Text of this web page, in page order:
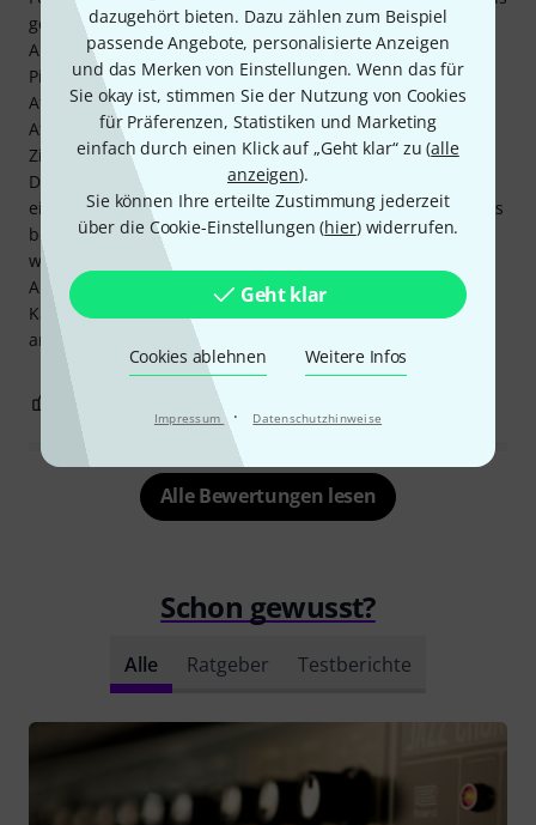
dazugehört bieten. Dazu zählen zum Beispiel
passende Angebote, personalisierte Anzeigen
und das Merken von Einstellungen. Wenn das für
Sie okay ist, stimmen Sie der Nutzung von Cookies
für Präferenzen, Statistiken und Marketing
einfach durch einen Klick auf „Geht klar“ zu (alle
anzeigen).
Sie können Ihre erteilte Zustimmung jederzeit
über die Cookie-Einstellungen (hier) widerrufen.
Geht klar
Cookies ablehnen Weitere Infos
Impressum · Datenschutzhinweise
gewünscht) Ich spiele ausschließlich zum Spaß zu Hause.
Am liebsten verwende ich für diesen Amp den Bridge-
Pickup einer Gibson Les Paul Standard, einen Iron Man
Attenuator und dann die angepasste 2X12 Baffle. Mit dem
Attenuator kann ich die Amp- und Preamp-Potis bei
Zimmerlautstärke auf beiden Kanälen fast voll einstellen.
Die Nachteile: Der klare Klang ist weniger dicht als bei
einem Fender Blackface. Die Verzerrung ist undeutlicher als
bei einem Mesa Boogie Rectifier. Vielleicht der am
wenigsten legendäre Marshall-Verstärker? Fazit: Es ist der
Amp, den ich mit 14 hatte, daher steckt in dieser
Kaufentscheidung ein Hauch von Nostalgie, den auch
andere haben werden …
Alle Bewertungen lesen
Schon gewusst?
Alle Ratgeber Testberichte